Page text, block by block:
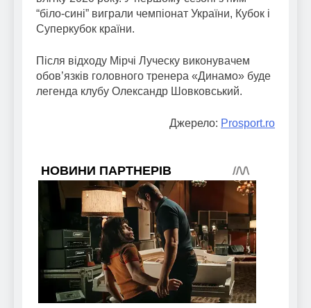
“біло-сині” виграли чемпіонат України, Кубок і
Суперкубок країни.
Після відходу Мірчі Луческу виконувачем
обов’язків головного тренера «Динамо» буде
легенда клубу Олександр Шовковський.
Джерело: Prosport.ro